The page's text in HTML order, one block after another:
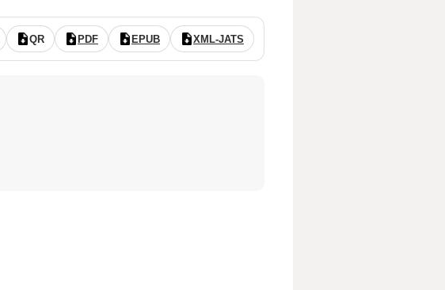
QR PDF EPUB XML-JATS